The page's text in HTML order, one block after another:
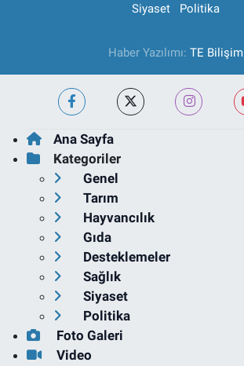
Siyaset
Politika
Haber Yazılımı: TE Bilişim
Ana Sayfa
Kategoriler
Genel
Tarım
Hayvancılık
Gıda
Desteklemeler
Sağlık
Siyaset
Politika
Foto Galeri
Video